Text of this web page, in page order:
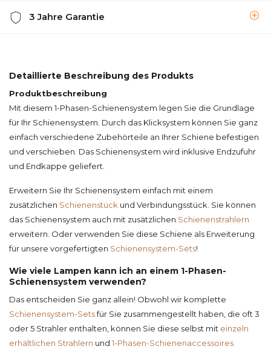
3 Jahre Garantie
Detaillierte Beschreibung des Produkts
Produktbeschreibung
Mit diesem 1-Phasen-Schienensystem legen Sie die Grundlage
für Ihr Schienensystem. Durch das Klicksystem können Sie ganz
einfach verschiedene Zubehörteile an Ihrer Schiene befestigen
und verschieben. Das Schienensystem wird inklusive Endzufuhr
und Endkappe geliefert.
Erweitern Sie Ihr Schienensystem einfach mit einem
zusätzlichen Schienenstück und Verbindungsstück. Sie können
das Schienensystem auch mit zusätzlichen Schienenstrahlern
erweitern. Oder verwenden Sie diese Schiene als Erweiterung
für unsere vorgefertigten Schienensystem-Sets!
Wie viele Lampen kann ich an einem 1-Phasen-
Schienensystem verwenden?
Das entscheiden Sie ganz allein! Obwohl wir komplette
Schienensystem-Setsfür Sie zusammengestellt haben, die oft 3
oder 5 Strahler enthalten, können Sie diese selbst mit einzeln
erhältlichen Strahlern und 1-Phasen-Schienenaccessoires